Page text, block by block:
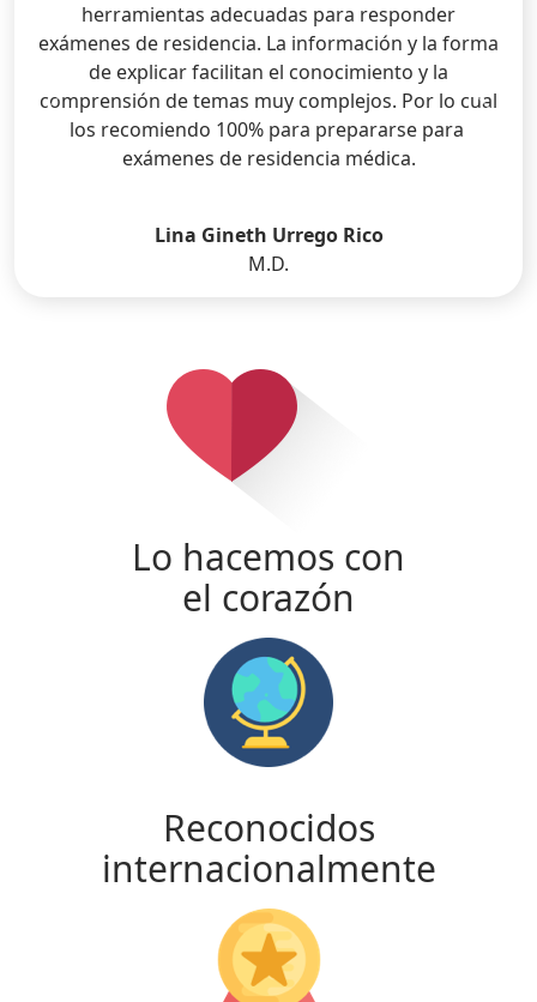
herramientas adecuadas para responder
exámenes de residencia. La información y la forma
de explicar facilitan el conocimiento y la
comprensión de temas muy complejos. Por lo cual
los recomiendo 100% para prepararse para
exámenes de residencia médica.
Lina Gineth Urrego Rico
M.D.
Anterior
Lo hacemos con
el corazón
Reconocidos
internacionalmente